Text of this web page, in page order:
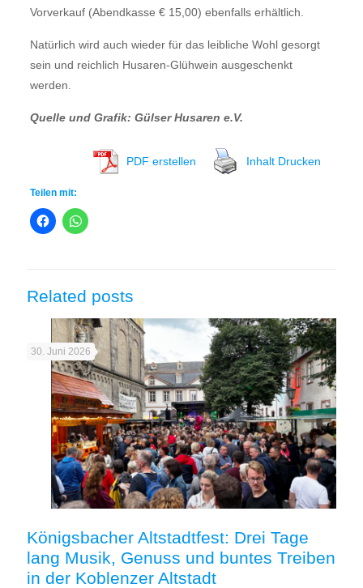
Vorverkauf (Abendkasse € 15,00) ebenfalls erhältlich.
Natürlich wird auch wieder für das leibliche Wohl gesorgt
sein und reichlich Husaren-Glühwein ausgeschenkt
werden.
Quelle und Grafik: Gülser Husaren e.V.
PDF erstellen Inhalt Drucken
Teilen mit:
Related posts
30. Juni 2026
Königsbacher Altstadtfest: Drei Tage
lang Musik, Genuss und buntes Treiben
in der Koblenzer Altstadt